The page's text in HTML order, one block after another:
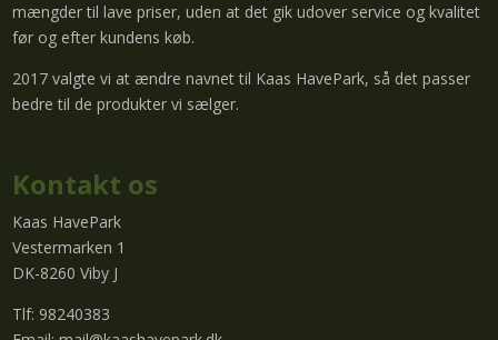
mængder til lave priser, uden at det gik udover service og kvalitet
før og efter kundens køb.
2017 valgte vi at ændre navnet til Kaas HavePark, så det passer
bedre til de produkter vi sælger.
Kontakt os
Kaas HavePark
Vestermarken 1
DK-8260 Viby J
Tlf: 98240383